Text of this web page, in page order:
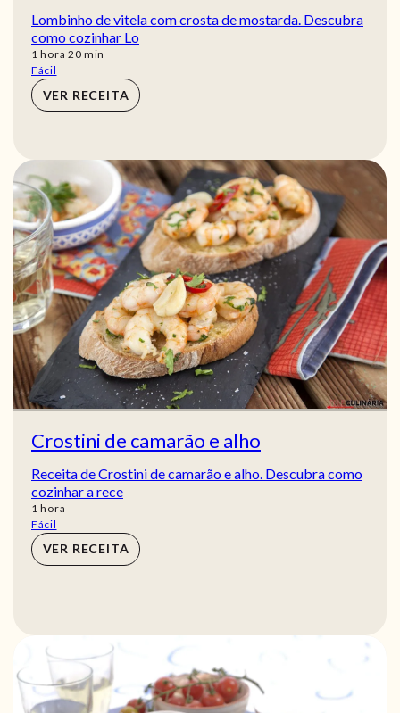
Lombinho de vitela com crosta de mostarda. Descubra
como cozinhar Lo
1 hora
hora 20min
min
Fácil
VER RECEITA
Crostini de camarão e alho
Receita de Crostini de camarão e alho. Descubra como
cozinhar a rece
1 hora
hora
Fácil
VER RECEITA